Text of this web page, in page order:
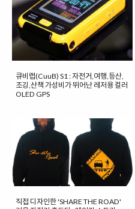
큐비랩(CuuB) S1 : 자전거,여행,등산,
조깅,산책 가성비가 뛰어난 레저용 컬러
OLED GPS
직접 디자인한 'SHARE THE ROAD'